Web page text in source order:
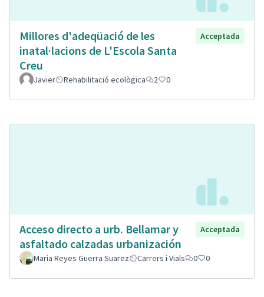
Millores d'adeqüació de les
inatal·lacions de L'Escola Santa
Creu
Acceptada
Javier Rehabilitació ecològica 2 0
Acceso directo a urb. Bellamar y
asfaltado calzadas urbanización
Acceptada
Maria Reyes Guerra Suarez Carrers i Vials 0 0